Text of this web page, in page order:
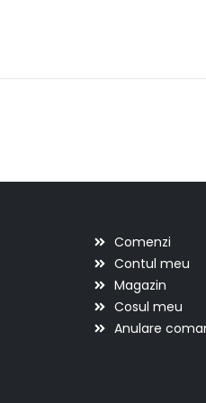
Comenzi
Contul meu
Magazin
Cosul meu
Anulare